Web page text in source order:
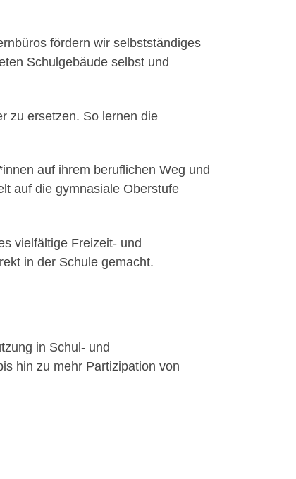
fördern wir selbstständiges
Schulgebäude selbst und
zu ersetzen. So lernen die
auf ihrem beruflichen Weg und
auf die gymnasiale Oberstufe
vielfältige Freizeit- und
in der Schule gemacht.
in Schul- und
hin zu mehr Partizipation von